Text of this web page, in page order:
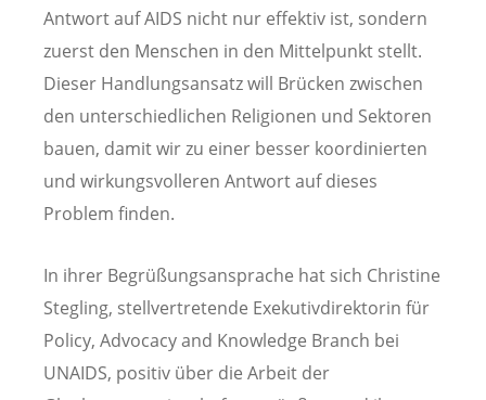
Antwort auf AIDS nicht nur effektiv ist, sondern
zuerst den Menschen in den Mittelpunkt stellt.
Dieser Handlungsansatz will Brücken zwischen
den unterschiedlichen Religionen und Sektoren
bauen, damit wir zu einer besser koordinierten
und wirkungsvolleren Antwort auf dieses
Problem finden.
In ihrer Begrüßungsansprache hat sich Christine
Stegling, stellvertretende Exekutivdirektorin für
Policy, Advocacy and Knowledge Branch bei
UNAIDS, positiv über die Arbeit der